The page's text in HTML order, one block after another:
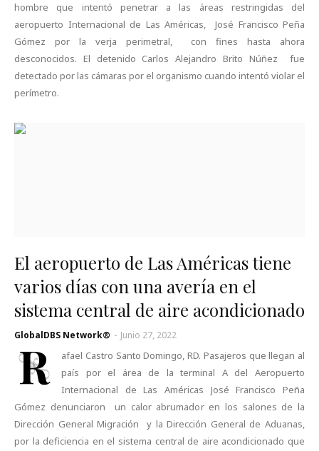
hombre que intentó penetrar a las áreas restringidas del
aeropuerto Internacional de Las Américas, José Francisco Peña
Gómez por la verja perimetral, con fines hasta ahora
desconocidos. El detenido Carlos Alejandro Brito Núñez fue
detectado por las cámaras por el organismo cuando intentó violar el
perímetro.
El aeropuerto de Las Américas tiene
varios días con una avería en el
sistema central de aire acondicionado
GlobalDBS Network® - Junio 27, 2022
R
afael Castro Santo Domingo, RD. Pasajeros que llegan al
país por el área de la terminal A del Aeropuerto
Internacional de Las Américas José Francisco Peña
Gómez denunciaron un calor abrumador en los salones de la
Dirección General Migración y la Dirección General de Aduanas,
por la deficiencia en el sistema central de aire acondicionado que